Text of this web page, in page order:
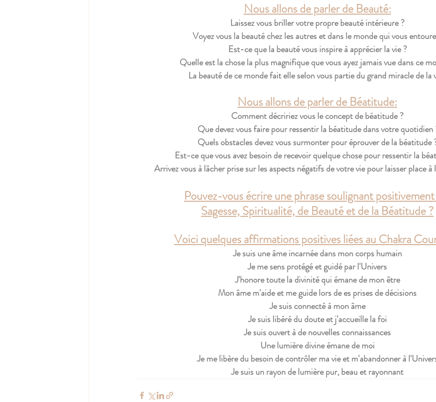
Nous allons de parler de Beauté:
Laissez vous briller votre propre beauté intérieure ?
Voyez vous la beauté chez les autres et dans le monde qui vous
Est-ce que la beauté vous inspire à apprécier la vie ?
Quelle est la chose la plus magnifique que vous ayez jamais vue dans ce
La beauté de ce monde fait elle selon vous partie du grand miracle de la
Nous allons de parler de Béatitude:
Comment décririez vous le concept de béatitude ?
Que devez vous faire pour ressentir la béatitude dans votre quotidien
Quels obstacles devez vous surmonter pour éprouver de la béatitude
Est-ce que vous avez besoin de recevoir quelque chose pour ressentir la
Arrivez vous à lâcher prise sur les aspects négatifs de votre vie pour laisser place
Pouvez-vous écrire une phrase soulignant
Sagesse, Spiritualité, de Beauté et de la Béatitude ?
Voici quelques affirmations positives liées au Chakra
Je suis une âme incarnée dans mon corps humain
Je me sens protégé et guidé par l'Univers
J'honore toute la divinité qui émane de mon être
Mon âme m'aide et me guide lors de es prises de décisions
Je suis connecté à mon âme
Je suis libéré du doute et j'accueille la foi
Je suis ouvert à de nouvelles connaissances
Une lumière divine émane de moi
Je me libère du besoin de contrôler ma vie et m'abandonner à
Je suis un rayon de lumière pur, beau et rayonnant